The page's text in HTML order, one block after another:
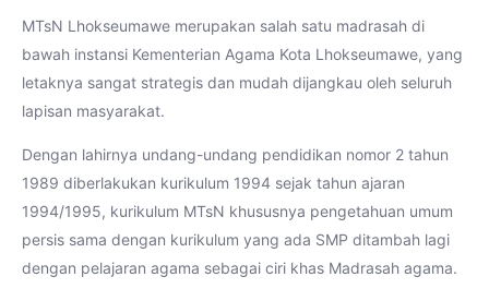
MTsN Lhokseumawe merupakan salah satu madrasah di
bawah instansi Kementerian Agama Kota Lhokseumawe, yang
letaknya sangat strategis dan mudah dijangkau oleh seluruh
lapisan masyarakat.
Dengan lahirnya undang-undang pendidikan nomor 2 tahun
1989 diberlakukan kurikulum 1994 sejak tahun ajaran
1994/1995, kurikulum MTsN khususnya pengetahuan umum
persis sama dengan kurikulum yang ada SMP ditambah lagi
dengan pelajaran agama sebagai ciri khas Madrasah agama.